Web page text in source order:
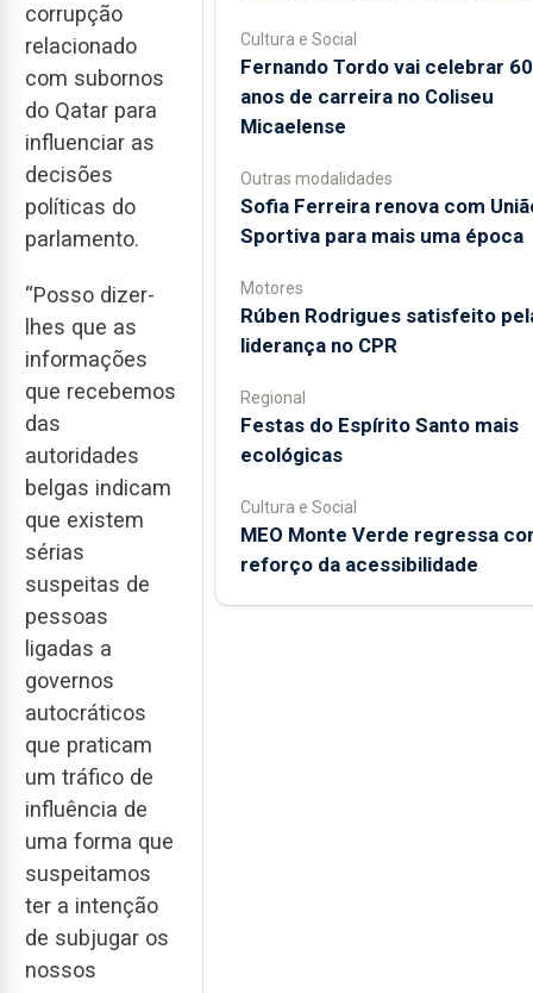
corrupção
relacionado
com subornos
do Qatar para
influenciar as
decisões
políticas do
parlamento.
“Posso dizer-
lhes que as
informações
que recebemos
das
autoridades
belgas indicam
que existem
sérias
suspeitas de
pessoas
ligadas a
governos
autocráticos
que praticam
um tráfico de
influência de
uma forma que
suspeitamos
ter a intenção
de subjugar os
nossos
Cultura e Social
Fernando Tordo vai celebrar 60
anos de carreira no Coliseu
Micaelense
Outras modalidades
Sofia Ferreira renova com
Sportiva para mais uma época
Motores
Rúben Rodrigues satisfeito
liderança no CPR
Regional
Festas do Espírito Santo mais
ecológicas
Cultura e Social
MEO Monte Verde regressa
reforço da acessibilidade